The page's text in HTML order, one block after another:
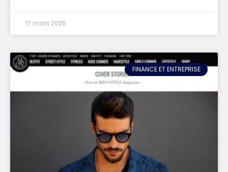
17 mars 2025
FINANCE ET ENTREPRISE